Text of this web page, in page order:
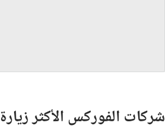
شركات الفوركس الأكثر زيارة